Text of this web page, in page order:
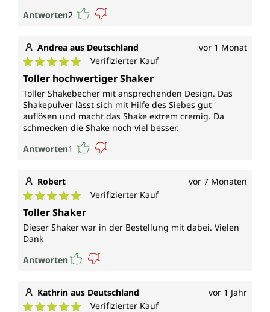
Antworten2
Andrea aus Deutschland vor 1 Monat
Durchschnittliche Bewertung von 5 von 5 Sternen
Verifizierter Kauf
Toller hochwertiger Shaker
Toller Shakebecher mit ansprechenden Design. Das
Shakepulver lässt sich mit Hilfe des Siebes gut
auflösen und macht das Shake extrem cremig. Da
schmecken die Shake noch viel besser.
Antworten1
Robert vor 7 Monaten
Durchschnittliche Bewertung von 5 von 5 Sternen
Verifizierter Kauf
Toller Shaker
Dieser Shaker war in der Bestellung mit dabei. Vielen
Dank
Antworten
Kathrin aus Deutschland vor 1 Jahr
Verifizierter Kauf